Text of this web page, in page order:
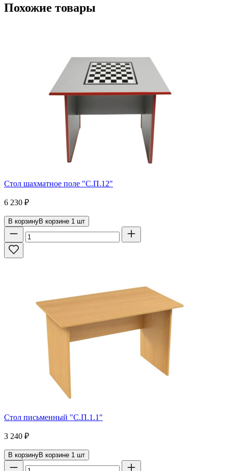
Похожие товары
Стол шахматное поле "С.П.12"
6 230 ₽
В корзинуВ корзине 1 шт
Стол письменный "С.П.1.1"
3 240 ₽
В корзинуВ корзине 1 шт